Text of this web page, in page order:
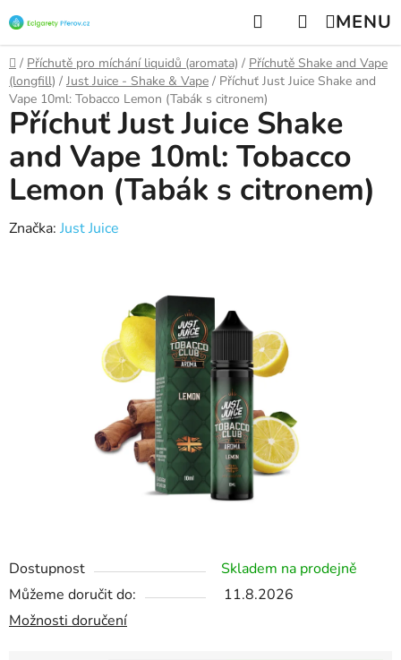
na
obsah
Hledat NÁKUPNÍ
KOŠÍK
Domů
/ Příchutě pro míchání liquidů (aromata) / Příchutě Shake and Vape
(longfill) / Just Juice - Shake & Vape / Příchuť Just Juice Shake and
Vape 10ml: Tobacco Lemon (Tabák s citronem)
Dostupnost
Skladem na prodejně
Můžeme doručit do:
11.8.2026
Možnosti doručení
Příchuť Just Juice Shake
and Vape 10ml: Tobacco
Lemon (Tabák s citronem)
Značka: Just Juice